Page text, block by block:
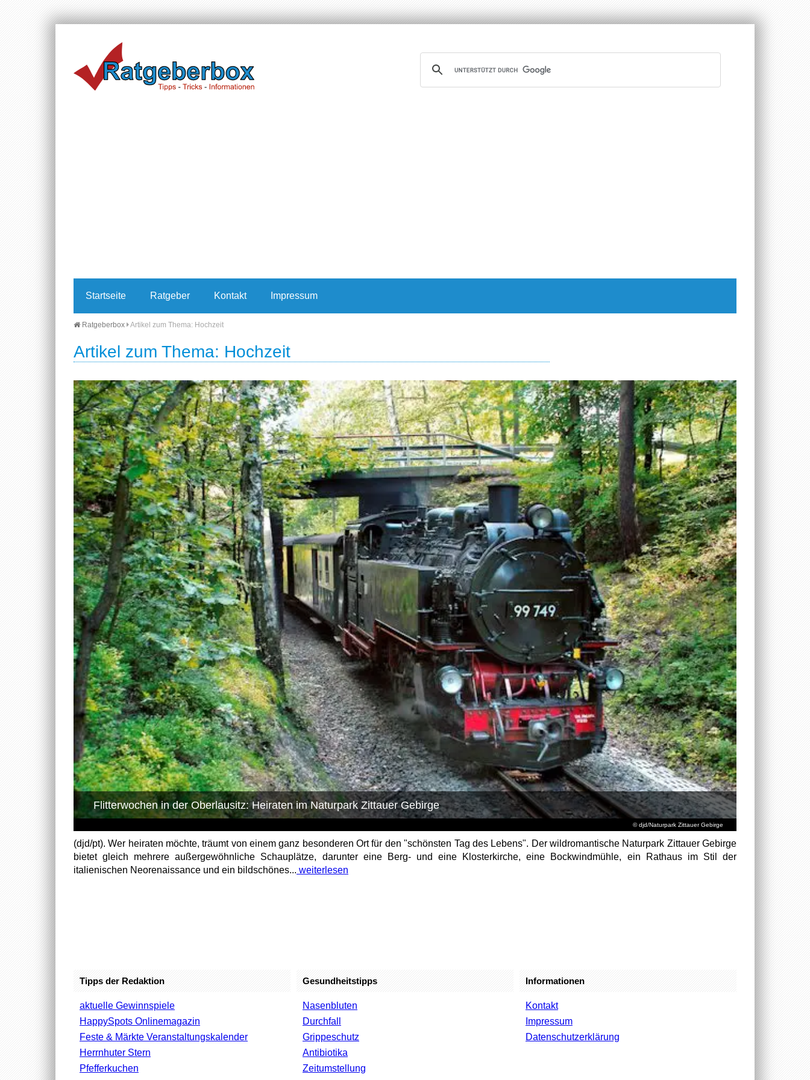
Startseite Ratgeber Kontakt Impressum
Ratgeberbox Artikel zum Thema: Hochzeit
Artikel zum Thema: Hochzeit
© djd/Naturpark Zittauer Gebirge
Flitterwochen in der Oberlausitz: Heiraten im Naturpark Zittauer Gebirge
(djd/pt). Wer heiraten möchte, träumt von einem ganz besonderen Ort für den "schönsten Tag des Lebens". Der wildromantische Naturpark Zittauer Gebirge
bietet gleich mehrere außergewöhnliche Schauplätze, darunter eine Berg- und eine Klosterkirche, eine Bockwindmühle, ein Rathaus im Stil der
italienischen Neorenaissance und ein bildschönes... weiterlesen
Tipps der Redaktion
aktuelle Gewinnspiele
HappySpots Onlinemagazin
Feste & Märkte Veranstaltungskalender
Herrnhuter Stern
Pfefferkuchen
Gesundheitstipps
Nasenbluten
Durchfall
Grippeschutz
Antibiotika
Zeitumstellung
Informationen
Kontakt
Impressum
Datenschutzerklärung